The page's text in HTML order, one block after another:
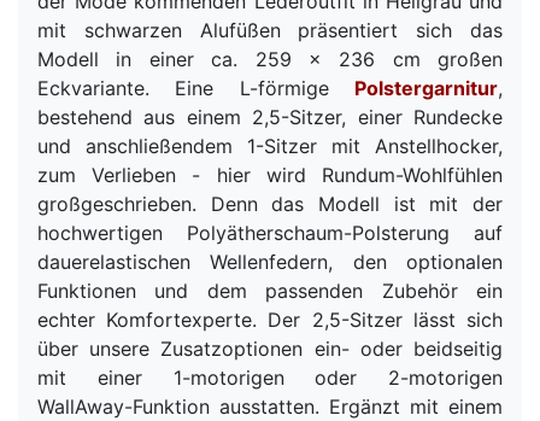
mit schwarzen Alufüßen präsentiert sich das
Modell in einer ca. 259 x 236 cm großen
Eckvariante. Eine L-förmige Polstergarnitur,
bestehend aus einem 2,5-Sitzer, einer Rundecke
und anschließendem 1-Sitzer mit Anstellhocker,
zum Verlieben - hier wird Rundum-Wohlfühlen
großgeschrieben. Denn das Modell ist mit der
hochwertigen Polyätherschaum-Polsterung auf
dauerelastischen Wellenfedern, den optionalen
Funktionen und dem passenden Zubehör ein
echter Komfortexperte. Der 2,5-Sitzer lässt sich
über unsere Zusatzoptionen ein- oder beidseitig
mit einer 1-motorigen oder 2-motorigen
WallAway-Funktion ausstatten. Ergänzt mit einem